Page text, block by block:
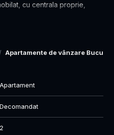
Apartamente de vânzare
cu centrala proprie,
emite factura.
sa ne contactati.
semnarii unui acord de
art 2.096-2.102. Va multumim
Apartament
Decomandat
2